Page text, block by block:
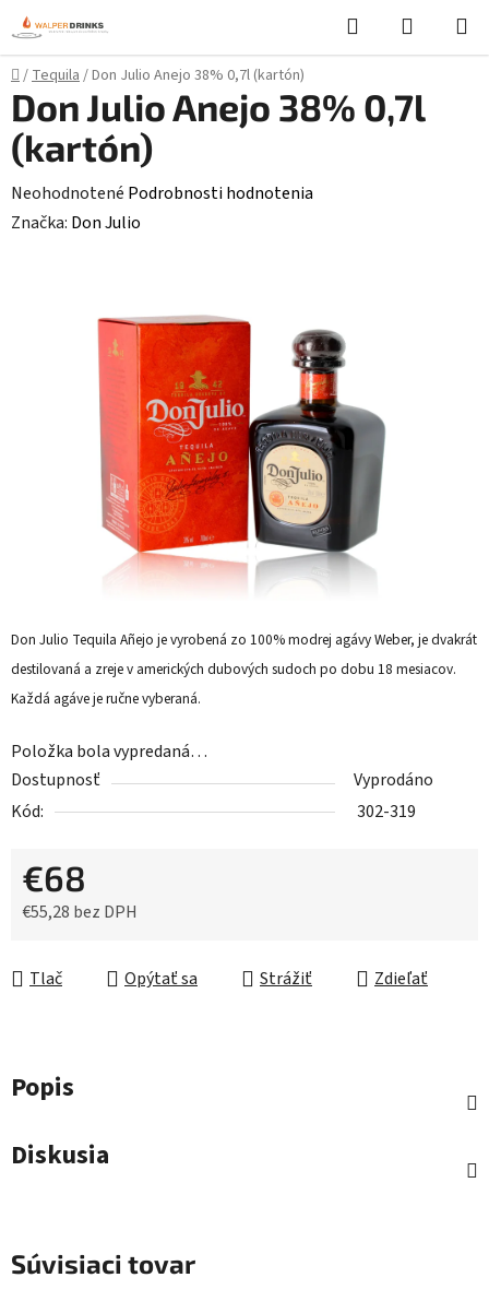
Prejsť
na
obsah
Hľadať
KOŠÍK
Domov
/Tequila/Don Julio Anejo 38% 0,7l (kartón)
Don Julio Tequila Añejo je vyrobená zo 100% modrej agávy Weber, je dvakrát
destilovaná a zreje v amerických dubových sudoch po dobu 18 mesiacov.
Každá agáve je ručne vyberaná.
Položka bola vypredaná…
Dostupnosť
Vyprodáno
Kód:
302-319
€68
€55,28 bez DPH
Tlač
Opýtať sa Strážiť Zdieľať
Don Julio Anejo 38% 0,7l
(kartón)
Priemerné
hodnotenie
Neohodnotené Podrobnosti hodnotenia
Značka: Don Julio
Popis
Diskusia
Súvisiaci tovar